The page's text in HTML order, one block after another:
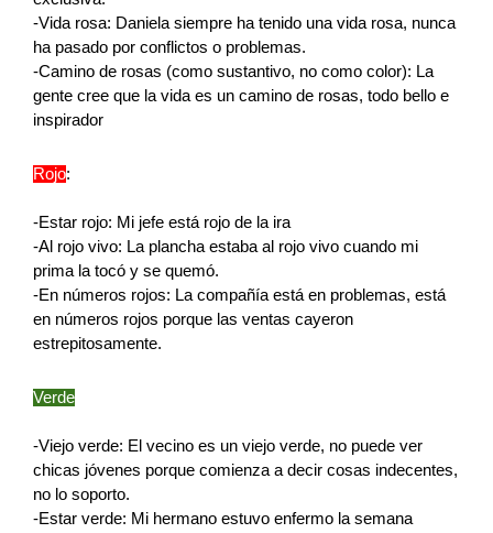
-Vida rosa: Daniela siempre ha tenido una vida rosa, nunca
ha pasado por conflictos o problemas.
-Camino de rosas (como sustantivo, no como color): La
gente cree que la vida es un camino de rosas, todo bello e
inspirador
Rojo:
-Estar rojo: Mi jefe está rojo de la ira
-Al rojo vivo: La plancha estaba al rojo vivo cuando mi
prima la tocó y se quemó.
-En números rojos: La compañía está en problemas, está
en números rojos porque las ventas cayeron
estrepitosamente.
Verde
-Viejo verde: El vecino es un viejo verde, no puede ver
chicas jóvenes porque comienza a decir cosas indecentes,
no lo soporto.
-Estar verde: Mi hermano estuvo enfermo la semana